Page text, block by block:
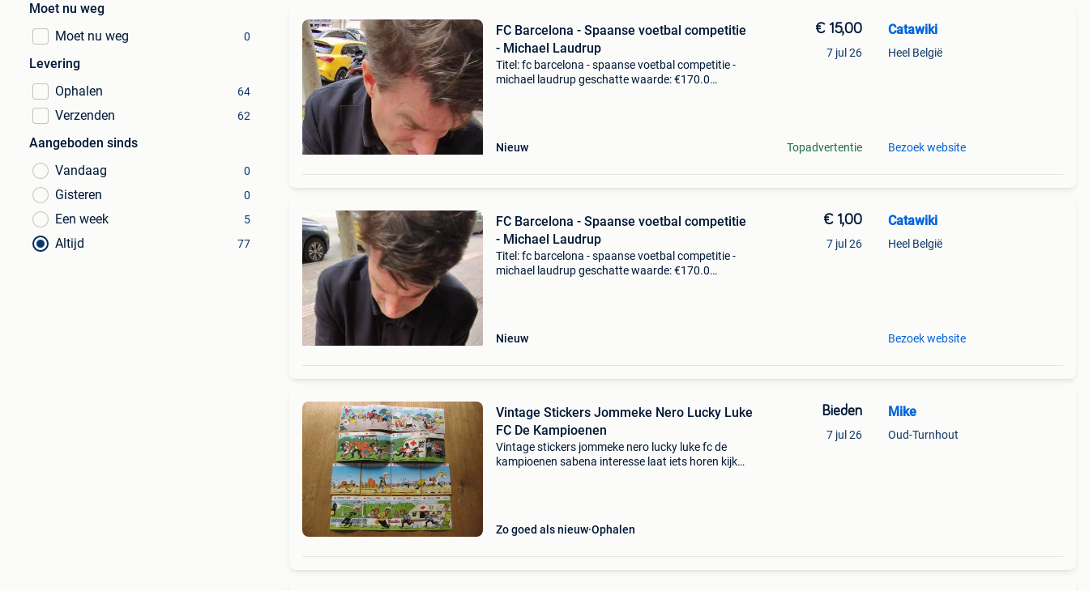
Moet nu weg
Moet nu weg
0
Levering
Ophalen
64
Verzenden 62
Aangeboden sinds
Vandaag
0
Gisteren 0
Een week 5
Altijd 77
FC Barcelona - Spaanse voetbal competitie
- Michael Laudrup
Titel: fc barcelona - spaanse voetbal competitie -
michael laudrup geschatte waarde: €170.0
Nieuw
€ 15,00
7 jul 26
Topadvertentie
Catawiki
Heel België
Bezoek website
FC Barcelona - Spaanse voetbal competitie
- Michael Laudrup
Titel: fc barcelona - spaanse voetbal competitie -
michael laudrup geschatte waarde: €170.0
Nieuw
€ 1,00
7 jul 26
Catawiki
Heel België
Bezoek website
Vintage Stickers Jommeke Nero Lucky Luke
FC De Kampioenen
Vintage stickers jommeke nero lucky luke fc de
kampioenen sabena interesse laat iets horen kijk
Zo goed als nieuw Ophalen
Bieden
7 jul 26
Mike
Oud-Turnhout